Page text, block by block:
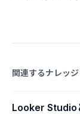
関連するナレッジ
Looker Studio